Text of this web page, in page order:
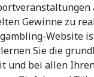
Gewinne zu
Website
Sie die
und bei allen